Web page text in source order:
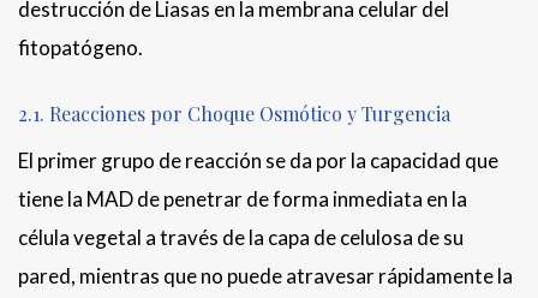
destrucción de Liasas en la membrana celular del
fitopatógeno.
2.1. Reacciones por Choque Osmótico y Turgencia
El primer grupo de reacción se da por la capacidad que
tiene la MAD de penetrar de forma inmediata en la
célula vegetal a través de la capa de celulosa de su
pared, mientras que no puede atravesar rápidamente la